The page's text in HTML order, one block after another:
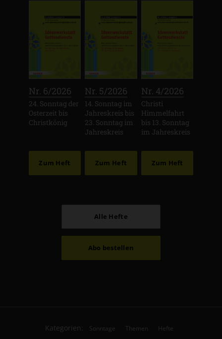
Nr. 6/2026
24. Sonntag der
Osterzeit bis
Christkönig
Zum Heft
Nr. 5/2026
14. Sonntag im
Jahreskreis bis
23. Sonntag im
Jahreskreis
Zum Heft
Nr. 4/2026
Christi
Himmelfahrt
bis 13. Sonntag
im Jahreskreis
Zum Heft
Alle Hefte
Abo bestellen
Kategorien: Sonntage Themen Hefte